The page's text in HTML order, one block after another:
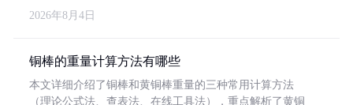
2026年8月4日
铜棒的重量计算方法有哪些
本文详细介绍了铜棒和黄铜棒重量的三种常用计算方法
（理论公式法、查表法、在线工具法），重点解析了黄铜